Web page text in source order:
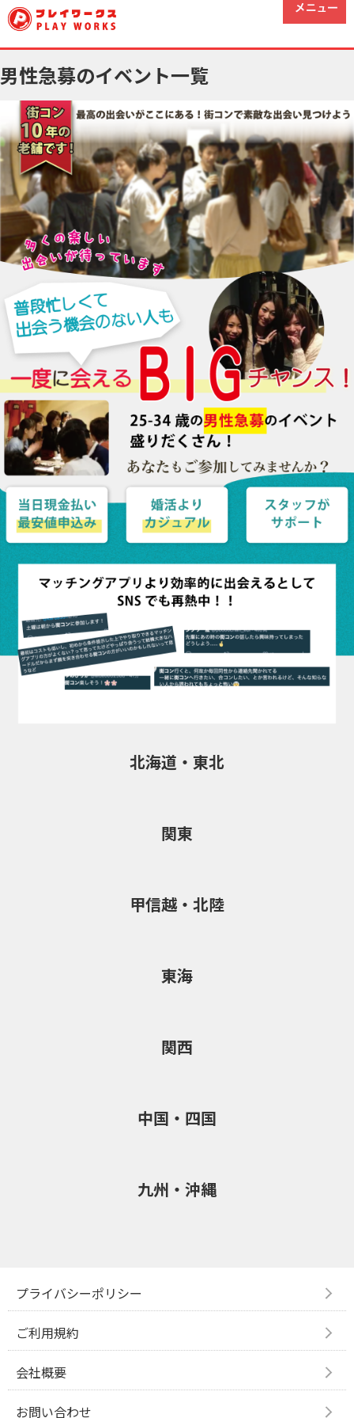
男性急募のイベント一覧
北海道・東北
関東
甲信越・北陸
東海
関西
中国・四国
九州・沖縄
プライバシーポリシー
ご利用規約
会社概要
お問い合わせ